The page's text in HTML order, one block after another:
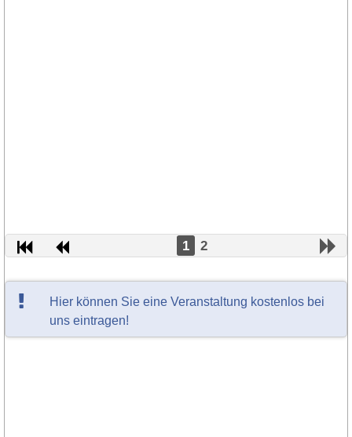
1 2
Hier können Sie eine Veranstaltung kostenlos bei
uns eintragen!